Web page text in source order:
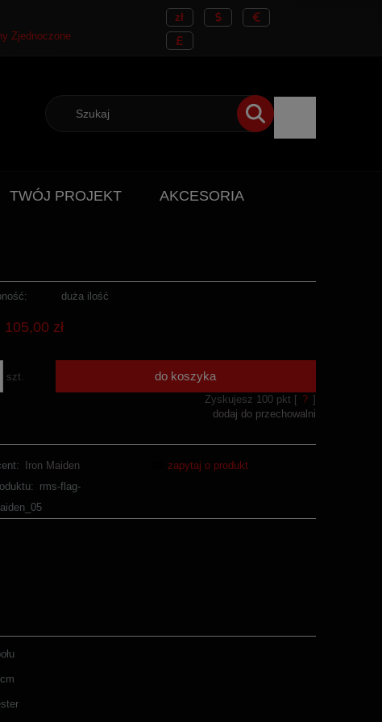
TWÓJ PROJEKT AKCESORIA
duża ilość
105,00 zł
szt. do koszyka
Zyskujesz 100pkt [ ? ]
dodaj do przechowalni
Iron Maiden
rms-flag-
zapytaj o produkt